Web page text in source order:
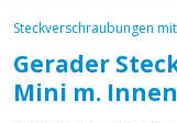
Steckverschraubungen
Gerader
Mini m.